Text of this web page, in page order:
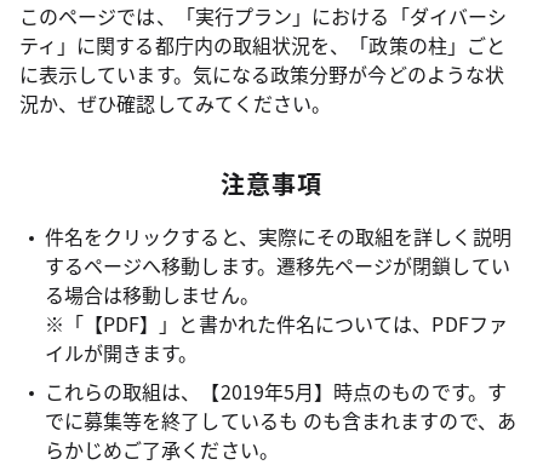
このページでは、「実行プラン」における「ダイバーシ
ティ」に関する都庁内の取組状況を、「政策の柱」ごと
に表示しています。気になる政策分野が今どのような状
況か、ぜひ確認してみてください。
注意事項
件名をクリックすると、実際にその取組を詳しく説明
するページへ移動します。遷移先ページが閉鎖してい
る場合は移動しません。
※「【PDF】」と書かれた件名については、PDFファ
イルが開きます。
これらの取組は、【2019年5月】時点のものです。す
でに募集等を終了しているも のも含まれますので、あ
らかじめご了承ください。